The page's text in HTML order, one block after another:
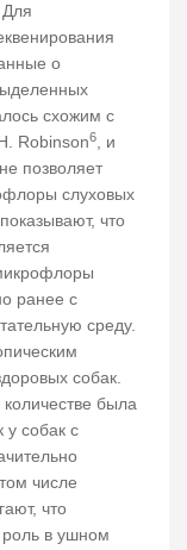
о
схожим с
Robinson6, и
позволяет
слуховых
что
ранее с
среду.
собак.
была
у собак с
числе
что
в ушном